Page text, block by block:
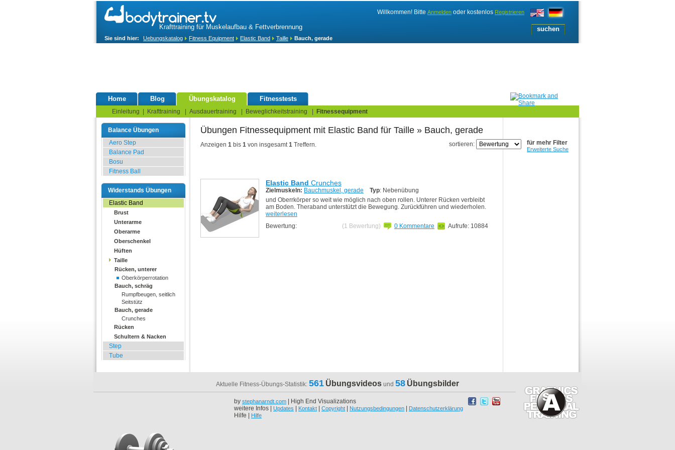
Krafttraining für Muskelaufbau & Fettverbrennung
Sie sind hier: Uebungskatalog Fitness Equipment Elastic Band Taille Bauch, gerade
Willkommen! Bitte Anmelden oder kostenlos Registrieren
Home Blog Übungskatalog Fitnesstests
Einleitung Krafttraining Ausdauertraining Beweglichkeitstraining Fitnessequipment
Balance Übungen
Aero Step
Balance Pad
Bosu
Fitness Ball
Widerstands Übungen
Elastic Band
Brust
Unterarme
Oberarme
Oberschenkel
Hüften
Taille
Rücken, unterer
Oberkörperrotation
Bauch, schräg
Rumpfbeugen, seitlich
Seitstütz
Bauch, gerade
Crunches
Rücken
Schultern & Nacken
Step
Tube
Übungen Fitnessequipment für Taille » Bauch, gerade
Anzeigen 1 bis 1 von insgesamt1 Treffern. für mehr Filter
Erweiterte Suche
sortieren:
Elastic Band Crunches
Zielmuskeln: Bauchmuskel, gerade Typ: Nebenübung
und Oberrkörper so weit wie möglich nach oben rollen. Unterer Rücken verbleibt
am Boden. Theraband unterstützt die Bewegung. Zurückführen und wiederholen.
weiterlesen
Bewertung:
(1 Bewertung) 0 Kommentare Aufrufe: 10884
Aktuelle Fitness-Übungs-Statistik: 561 Übungsvideos und 58 Übungsbilder
by stephanarndt.com | High End Visualizations
weitere Infos | Updates Kontakt Copyright Nutzungsbedingungen Datenschutzerklärung
Hilfe | Hilfe